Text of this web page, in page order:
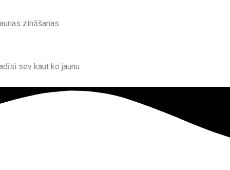
zināšanas
sev kaut ko jaunu